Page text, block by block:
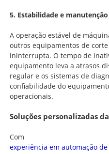
5. Estabilidade e
A operação estável de
outros equipamentos de
ininterrupta. O tempo de
equipamento leva a atrasos
regular e os sistemas de
confiabilidade do
operacionais.
Soluções personalizadas da
Com
experiência em automação